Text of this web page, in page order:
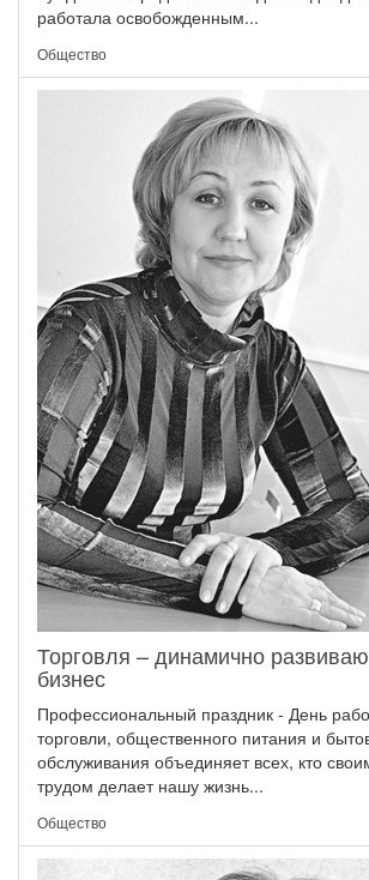
работала освобожденным...
Общество
Торговля – динамично
бизнес
Профессиональный праздник - День
торговли, общественного питания и
обслуживания объединяет всех, кто
трудом делает нашу жизнь...
Общество